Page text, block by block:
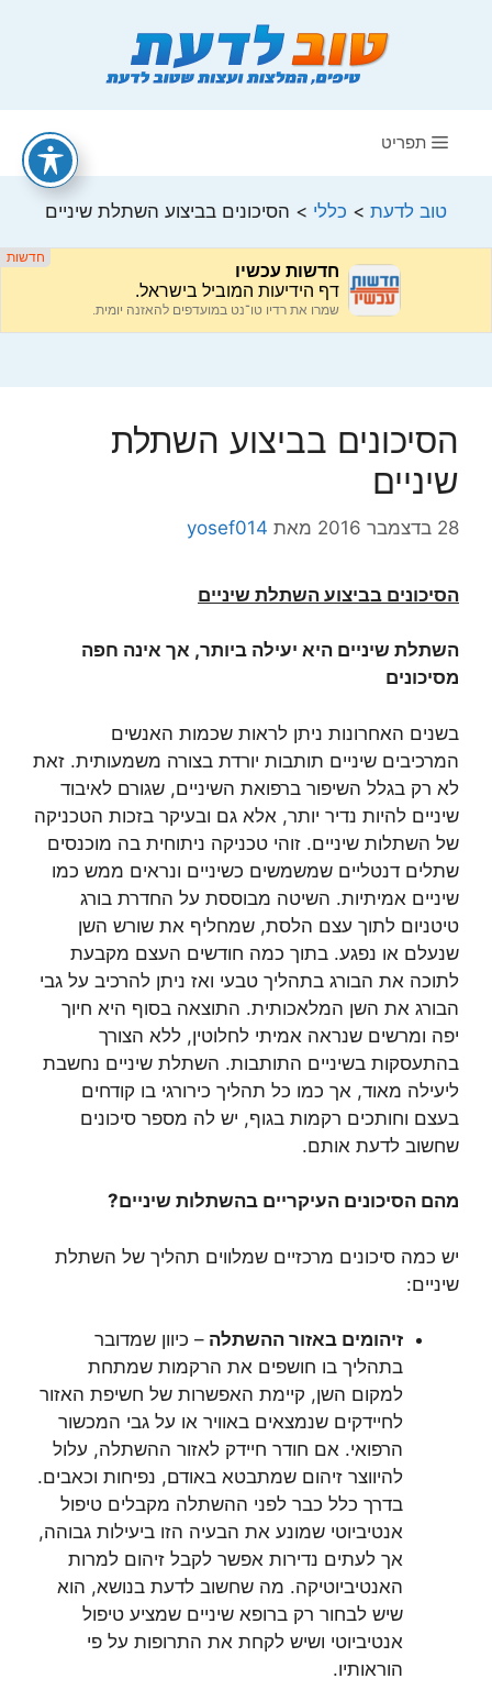
תפריט
טוב לדעת > כללי > הסיכונים בביצוע השתלת שיניים
הסיכונים בביצוע השתלת
שיניים
28 בדצמבר 2016 מאת yosef014
הסיכונים בביצוע השתלת שיניים
השתלת שיניים היא יעילה ביותר, אך אינה חפה
מסיכונים
בשנים האחרונות ניתן לראות שכמות האנשים
המרכיבים שיניים תותבות יורדת בצורה משמעותית. זאת
לא רק בגלל השיפור ברפואת השיניים, שגורם לאיבוד
שיניים להיות נדיר יותר, אלא גם ובעיקר בזכות הטכניקה
של השתלות שיניים. זוהי טכניקה ניתוחית בה מוכנסים
שתלים דנטליים שמשמשים כשיניים ונראים ממש כמו
שיניים אמיתיות. השיטה מבוססת על החדרת בורג
טיטניום לתוך עצם הלסת, שמחליף את שורש השן
שנעלם או נפגע. בתוך כמה חודשים העצם מקבעת
לתוכה את הבורג בתהליך טבעי ואז ניתן להרכיב על גבי
הבורג את השן המלאכותית. התוצאה בסוף היא חיוך
יפה ומרשים שנראה אמיתי לחלוטין, ללא הצורך
בהתעסקות בשיניים התותבות. השתלת שיניים נחשבת
ליעילה מאוד, אך כמו כל תהליך כירורגי בו קודחים
בעצם וחותכים רקמות בגוף, יש לה מספר סיכונים
שחשוב לדעת אותם.
מהם הסיכונים העיקריים בהשתלות שיניים?
יש כמה סיכונים מרכזיים שמלווים תהליך של השתלת
שיניים:
זיהומים באזור ההשתלה – כיוון שמדובר
בתהליך בו חושפים את הרקמות שמתחת
למקום השן, קיימת האפשרות של חשיפת האזור
לחיידקים שנמצאים באוויר או על גבי המכשור
הרפואי. אם חודר חיידק לאזור ההשתלה, עלול
להיווצר זיהום שמתבטא באודם, נפיחות וכאבים.
בדרך כלל כבר לפני ההשתלה מקבלים טיפול
אנטיביוטי שמונע את הבעיה הזו ביעילות גבוהה,
אך לעתים נדירות אפשר לקבל זיהום למרות
האנטיביוטיקה. מה שחשוב לדעת בנושא, הוא
שיש לבחור רק ברופא שיניים שמציע טיפול
אנטיביוטי ושיש לקחת את התרופות על פי
הוראותיו.